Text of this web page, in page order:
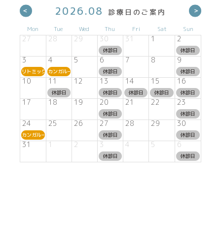
2026.08
Mon Tue Wed Thu Fri Sat Sun
27 28 29 30 31 1 2
休診日 休診日
3 4 5 6 7 8 9
リトミック カンガルーム 休診日 休診日
10 11 12 13 14 15 16
休診日 休診日 休診日 休診日 休診日
17 18 19 20 21 22 23
休診日 休診日
24 25 26 27 28 29 30
カンガルーム 休診日 休診日
31 1 2 3 4 5 6
休診日 休診日